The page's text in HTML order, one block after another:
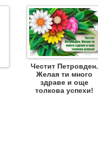
Честит Петровден.
Желая ти много
здраве и още
толкова успехи!